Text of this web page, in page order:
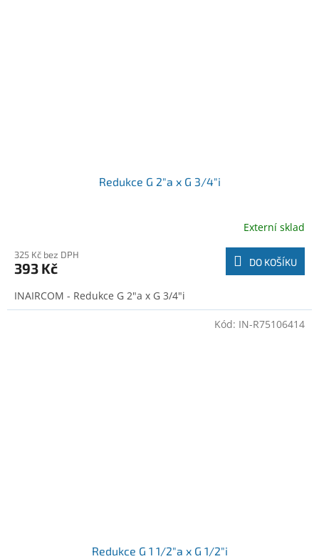
Redukce G 2"a x G 3/4"i
Externí sklad
325 Kč bez DPH
393 Kč DO KOŠÍKU
INAIRCOM - Redukce G 2"a x G 3/4"i
Redukce G 1 1/2"a x G 1/2"i
Kód: IN-R75106414